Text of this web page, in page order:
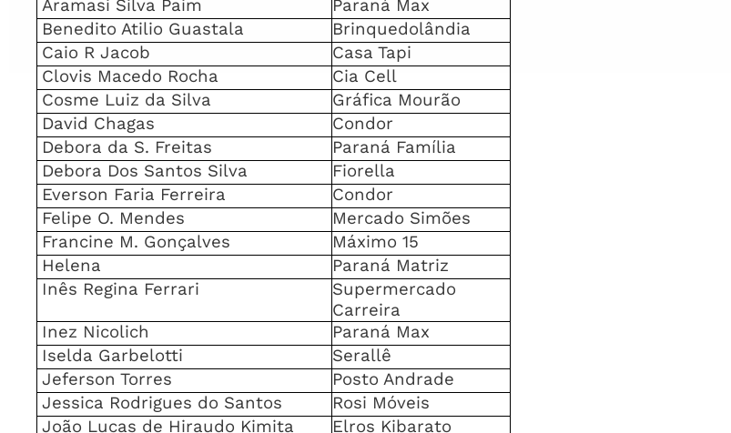
Aramasi Silva Paim
Paraná Max
Benedito Atilio Guastala
Brinquedolândia
Caio R Jacob
Casa Tapi
Clovis Macedo Rocha
Cia Cell
Cosme Luiz da Silva
Gráfica Mourão
David Chagas
Condor
Debora da S. Freitas
Paraná Família
Debora Dos Santos Silva
Fiorella
Everson Faria Ferreira
Condor
Felipe O. Mendes
Mercado Simões
Francine M. Gonçalves
Máximo 15
Helena
Paraná Matriz
Inês Regina Ferrari
Supermercado
Carreira
Inez Nicolich
Paraná Max
Iselda Garbelotti
Serallê
Jeferson Torres
Posto Andrade
Jessica Rodrigues do Santos
Rosi Móveis
João Lucas de Hiraudo Kimita
Elros Kibarato